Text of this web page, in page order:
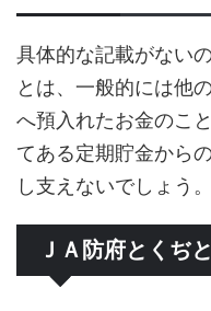
具体的な記載がない
とは、一般的には他
へ預入れたお金のこ
てある定期貯金から
し支えないでしょう。
ＪＡ防府とくぢ